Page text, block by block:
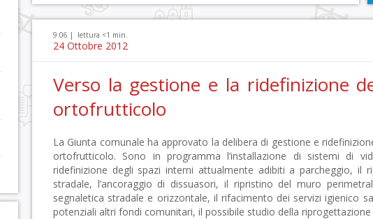
9:06 | lettura <1 min.
24 Ottobre 2012
Verso la gestione e la ridefinizione
ortofrutticolo
La Giunta comunale ha approvato la delibera di gestione e
ortofrutticolo. Sono in programma l’installazione di sistemi di
ridefinizione degli spazi interni attualmente adibiti a parcheggio, il
stradale, l’ancoraggio di dissuasori, il ripristino del muro
segnaletica stradale e orizzontale, il rifacimento dei servizi igienico
potenziali altri fondi comunitari, il possibile studio della riprogettazione